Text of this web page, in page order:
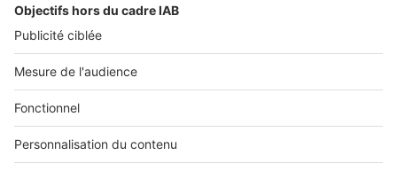
Tout l'immobilier
Toutes les villes
Tous les départements
Toutes les régions
SeLoger © 1992 - 2023
Annonces Immobilières